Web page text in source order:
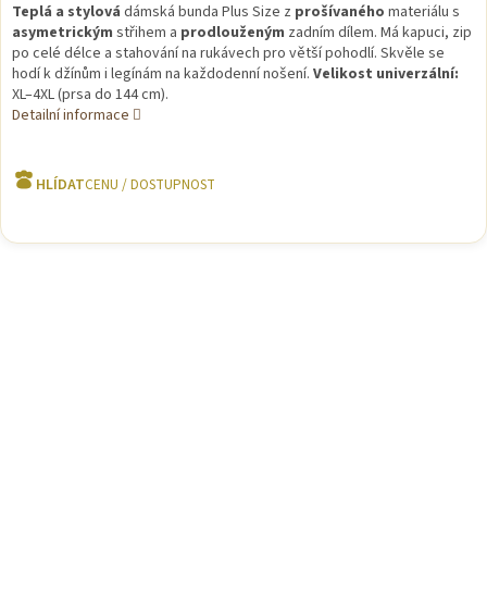
Teplá a stylová dámská bunda Plus Size z prošívaného materiálu s
asymetrickým střihem a prodlouženým zadním dílem. Má kapuci, zip
po celé délce a stahování na rukávech pro větší pohodlí. Skvěle se
hodí k džínům i legínám na každodenní nošení. Velikost univerzální:
XL–4XL (prsa do 144 cm).
Detailní informace
HLÍDAT